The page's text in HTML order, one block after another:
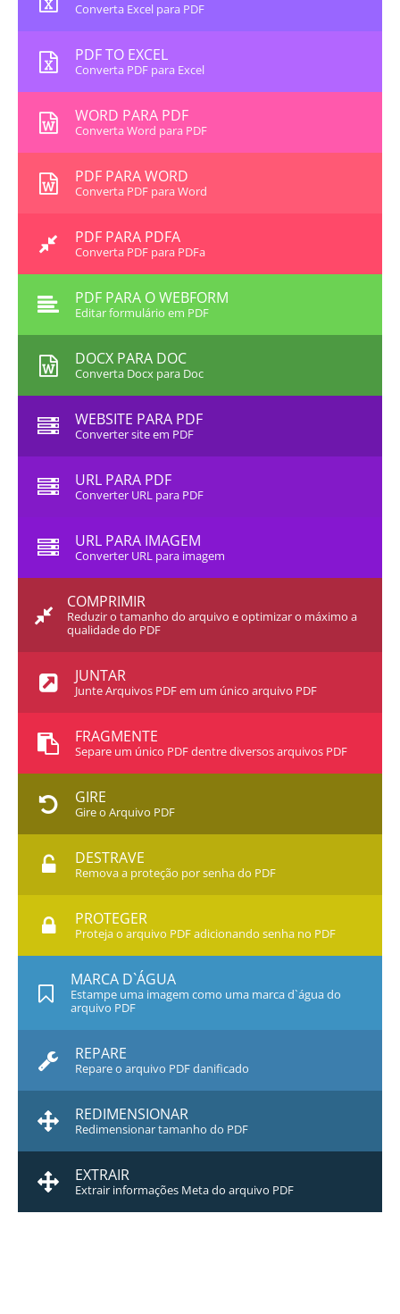
Converta Excel para PDF
PDF TO EXCEL
Converta PDF para Excel
WORD PARA PDF
Converta Word para PDF
PDF PARA WORD
Converta PDF para Word
PDF PARA PDFA
Converta PDF para PDFa
PDF PARA O WEBFORM
Editar formulário em PDF
DOCX PARA DOC
Converta Docx para Doc
WEBSITE PARA PDF
Converter site em PDF
URL PARA PDF
Converter URL para PDF
URL PARA IMAGEM
Converter URL para imagem
COMPRIMIR
Reduzir o tamanho do arquivo e optimizar o máximo a
qualidade do PDF
JUNTAR
Junte Arquivos PDF em um único arquivo PDF
FRAGMENTE
Separe um único PDF dentre diversos arquivos PDF
GIRE
Gire o Arquivo PDF
DESTRAVE
Remova a proteção por senha do PDF
PROTEGER
Proteja o arquivo PDF adicionando senha no PDF
MARCA D`ÁGUA
Estampe uma imagem como uma marca d`água do
arquivo PDF
REPARE
Repare o arquivo PDF danificado
REDIMENSIONAR
Redimensionar tamanho do PDF
EXTRAIR
Extrair informações Meta do arquivo PDF